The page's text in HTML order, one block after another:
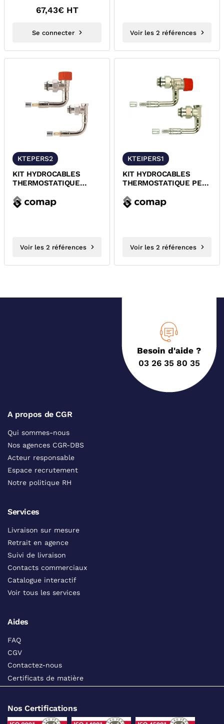
67,43€ HT
Se connecter Voir les 2 références
KTEPERS2
KIT HYDROCABLES
THERMOSTATIQUE
T22/T33 COMAP
Voir les 2 références
KTEIPERS1
KIT HYDROCABLES
THERMOSTATIQUE PER
R857121H / R857161H
Voir les 2 références
Besoin d'aide ?
03 26 35 80 35
A propos de CGR
Qui sommes-nous
Nos agences CGR-DBS
Acteur responsable
Espace recrutement
Notre politique RH
Services
Livraison sur mesure
Retrait en agence
Suivi de livraison
Contacts commerciaux
Catalogue interactif
Voir tous les services
Aides
FAQ
CGV
Contactez-nous
Certificats de matière
Nos Certifications